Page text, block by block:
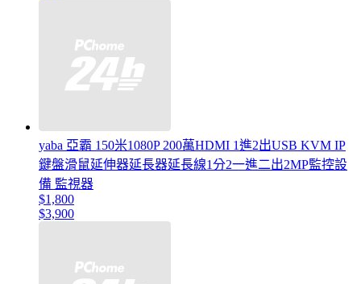
yaba 亞霸 150米1080P 200萬HDMI 1進2出USB KVM IP
鍵盤滑鼠延伸器延長器延長線1分2一進二出2MP監控設
備 監視器
$1,800
$3,900